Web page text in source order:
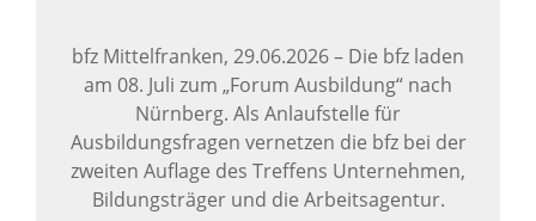
bfz Mittelfranken, 29.06.2026– Die bfz laden
am 08. Juli zum „Forum Ausbildung“ nach
Nürnberg. Als Anlaufstelle für
Ausbildungsfragen vernetzen die bfz bei der
zweiten Auflage des Treffens Unternehmen,
Bildungsträger und die Arbeitsagentur.